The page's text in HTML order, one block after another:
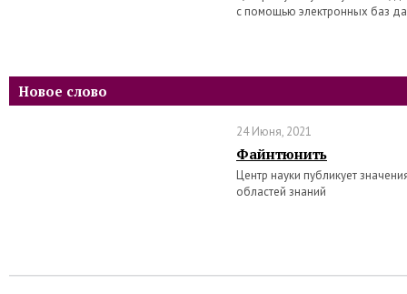
с помощью электронных баз
Новое слово
24 Июня, 2021
Файнтюнить
Центр науки публикует
областей знаний